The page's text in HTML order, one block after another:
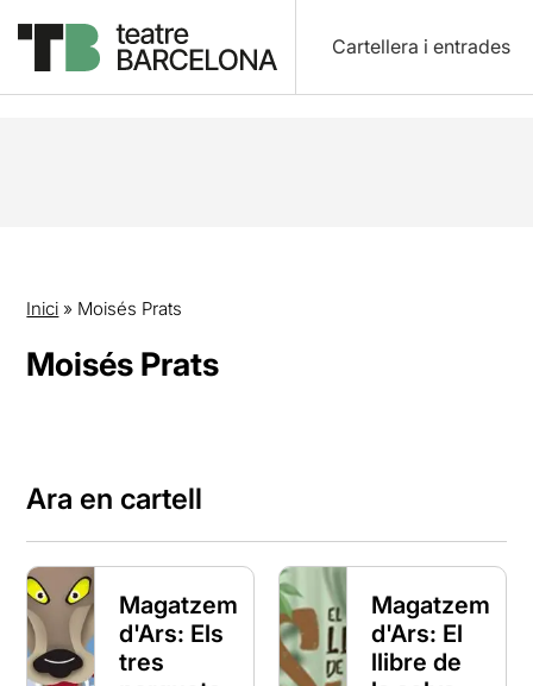
Cartellera i entrades
Inici » Moisés Prats
Moisés Prats
Ara en cartell
Magatzem
d'Ars: Els
tres
Magatzem
d'Ars: El
llibre de